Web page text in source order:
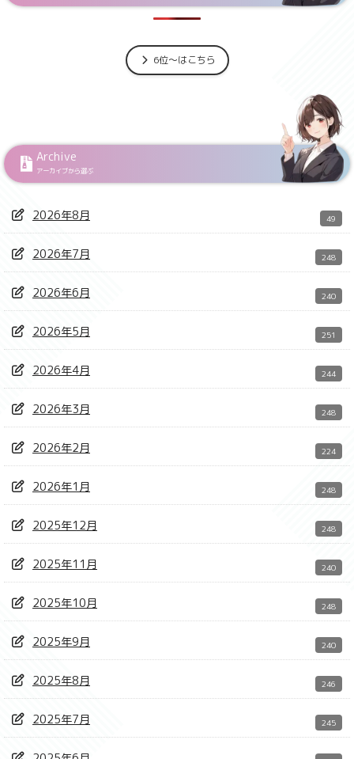
6位～はこちら
Archive
アーカイブから選ぶ
2026年8月 49
2026年7月 248
2026年6月 240
2026年5月 251
2026年4月 244
2026年3月 248
2026年2月 224
2026年1月 248
2025年12月 248
2025年11月 240
2025年10月 248
2025年9月 240
2025年8月 246
2025年7月 245